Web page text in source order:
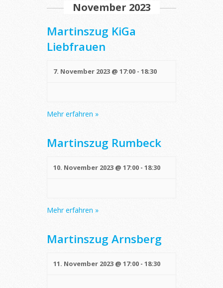
November 2023
Martinszug KiGa
Liebfrauen
7. November 2023 @ 17:00 - 18:30
Mehr erfahren »
Martinszug Rumbeck
10. November 2023 @ 17:00 - 18:30
Mehr erfahren »
Martinszug Arnsberg
11. November 2023 @ 17:00 - 18:30